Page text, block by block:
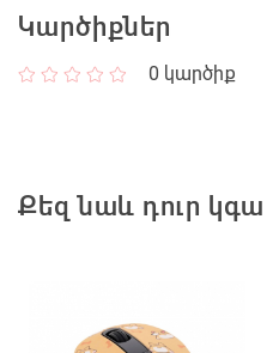
Կարծիքներ
0 կարծիք
Քեզ նաև դուր կգա